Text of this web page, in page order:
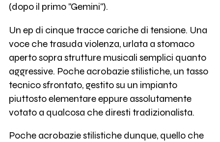
(dopo il primo "Gemini").
Un ep di cinque tracce cariche di tensione. Una
voce che trasuda violenza, urlata a stomaco
aperto sopra strutture musicali semplici quanto
aggressive. Poche acrobazie stilistiche, un tasso
tecnico sfrontato, gestito su un impianto
piuttosto elementare eppure assolutamente
votato a qualcosa che diresti tradizionalista.
Poche acrobazie stilistiche dunque, quello che